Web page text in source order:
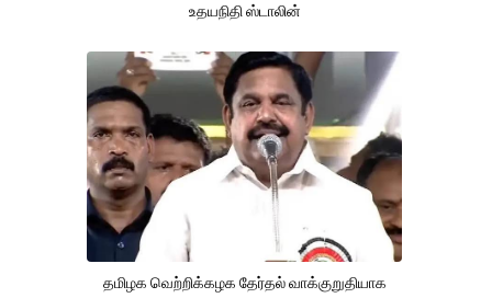
உதயநிதி ஸ்டாலின்
தமிழக வெற்றிக்கழக தேர்தல் வாக்குறுதியாக